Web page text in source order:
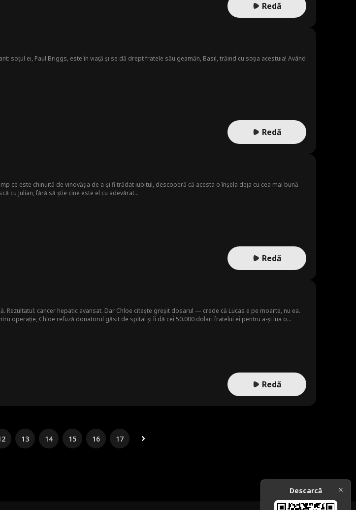
Redă
soțul ei, Paul Briggs, este în viață și se dă drept fratele său geamăn, Basil, trăind cu soția acestuia! Având
Redă
ce este chinuită de vinovăția de a-și fi trădat iubitul, descoperă că acesta o înșela deja cu cea mai bună
cu Julian, fără să știe cine este el cu adevărat...
Redă
Rezultatul: cancer hepatic avansat. Dar Chloe citește greșit dosarul — crede că Lucas e pe moarte, nu ea.
operație, Chloe refuză donatorul găsit de spital și îi dă cei 50.000 dolari fratelui ei pentru a-și lua o
Redă
13 14 15 16 17
Descarcă